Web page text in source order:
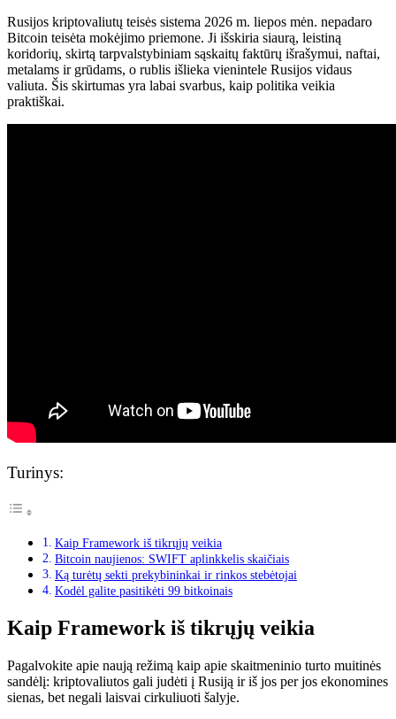
Rusijos kriptovaliutų teisės sistema 2026 m. liepos mėn. nepadaro
Bitcoin teisėta mokėjimo priemone. Ji išskiria siaurą, leistiną
koridorių, skirtą tarpvalstybiniam sąskaitų faktūrų išrašymui, naftai,
metalams ir grūdams, o rublis išlieka vienintele Rusijos vidaus
valiuta. Šis skirtumas yra labai svarbus, kaip politika veikia
praktiškai.
Turinys:
Kaip Framework iš tikrųjų veikia
Bitcoin naujienos: SWIFT aplinkkelis skaičiais
Ką turėtų sekti prekybininkai ir rinkos stebėtojai
Kodėl galite pasitikėti 99 bitkoinais
Kaip Framework iš tikrųjų veikia
Pagalvokite apie naują režimą kaip apie skaitmeninio turto muitinės
sandėlį: kriptovaliutos gali judėti į Rusiją ir iš jos per jos ekonomines
sienas, bet negali laisvai cirkuliuoti šalyje.